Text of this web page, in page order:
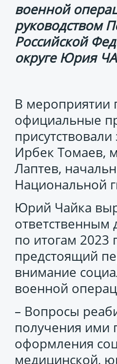
военной
руководством
Российской
округе Юрия
В мероприятии
официальные
Ирбек Томаев,
Лаптев,
Национальной
Юрий Чайка
ответственным
по итогам 2023
предстоящий
внимание
военной
– Вопросы
получения ими
оформления
медицинской,